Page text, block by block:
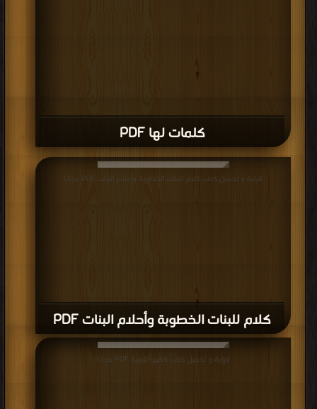
كلمات لها PDF
كلام للبنات الخطوبة وأحلام البنات PDF
قراءة و تحميل كتاب كلام للبنات الخطوبة وأحلام البنات PDF مجانا
قراءة و تحميل كتاب فكيها شوية PDF مجانا